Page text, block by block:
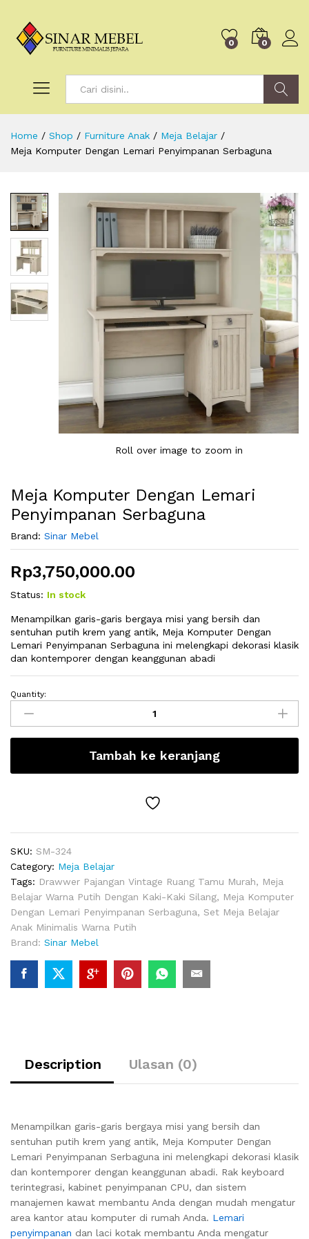
0 0
Search
Home / Shop / Furniture Anak / Meja Belajar /
Meja Komputer Dengan Lemari Penyimpanan Serbaguna
Roll over image to zoom in
Meja Komputer Dengan Lemari
Penyimpanan Serbaguna
Brand: Sinar Mebel
Rp3,750,000.00
Status: In stock
Menampilkan garis-garis bergaya misi yang bersih dan
sentuhan putih krem ​​yang antik, Meja Komputer Dengan
Lemari Penyimpanan Serbaguna ini melengkapi dekorasi klasik
dan kontemporer dengan keanggunan abadi
Meja
Komputer
Dengan
Lemari
Serbaguna
Quantity:
Tambah ke keranjang
SKU: SM-324
Category: Meja Belajar
Tags: Drawwer Pajangan Vintage Ruang Tamu Murah, Meja
Belajar Warna Putih Dengan Kaki-Kaki Silang, Meja Komputer
Dengan Lemari Penyimpanan Serbaguna, Set Meja Belajar
Anak Minimalis Warna Putih
Brand: Sinar Mebel
Description Ulasan (0)
Menampilkan garis-garis bergaya misi yang bersih dan
sentuhan putih krem ​​yang antik, Meja Komputer Dengan
Lemari Penyimpanan Serbaguna ini melengkapi dekorasi klasik
dan kontemporer dengan keanggunan abadi. Rak keyboard
terintegrasi, kabinet penyimpanan CPU, dan sistem
manajemen kawat membantu Anda dengan mudah mengatur
area kantor atau komputer di rumah Anda. Lemari
penyimpanan dan laci kotak membantu Anda mengatur